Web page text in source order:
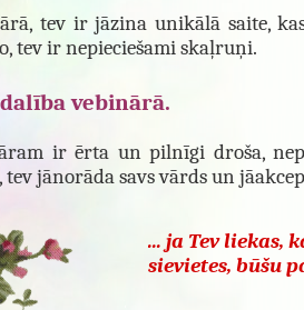
tev ir jāzina unikālā saite,
tev ir nepieciešami skaļruņi.
vebinārā.
ir ērta un pilnīgi droša,
jānorāda savs vārds un
... ja Tev liekas,
sievietes, būšu